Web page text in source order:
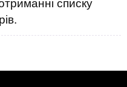
списку